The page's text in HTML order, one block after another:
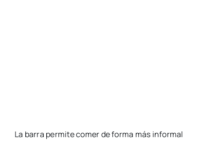
La barra per­mi­te comer de for­ma más infor­mal